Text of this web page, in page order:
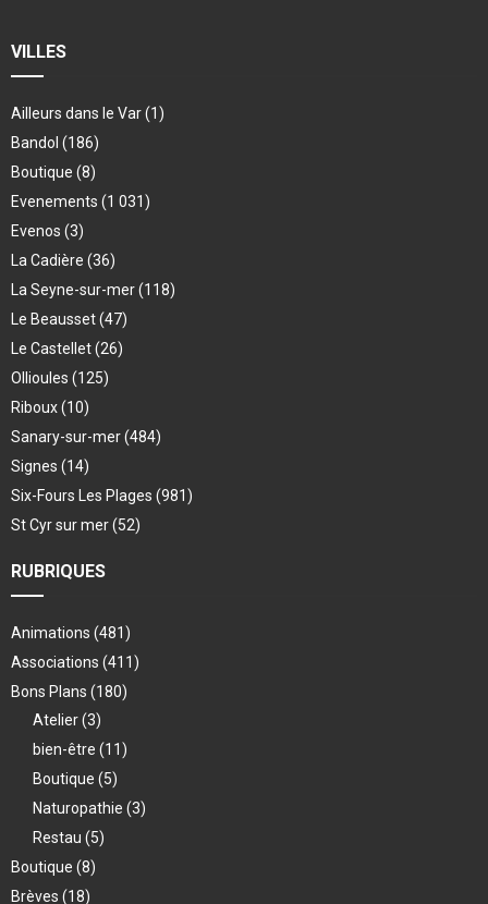
VILLES
Ailleurs dans le Var(1)
Bandol (186)
Boutique (8)
Evenements (1 031)
Evenos (3)
La Cadière (36)
La Seyne-sur-mer(118)
Le Beausset(47)
Le Castellet(26)
Ollioules (125)
Riboux(10)
Sanary-sur-mer(484)
Signes (14)
Six-Fours Les Plages (981)
St Cyr sur mer(52)
RUBRIQUES
Animations (481)
Associations (411)
Bons Plans (180)
Atelier(3)
bien-être (11)
Boutique (5)
Naturopathie (3)
Restau (5)
Boutique (8)
Brèves (18)